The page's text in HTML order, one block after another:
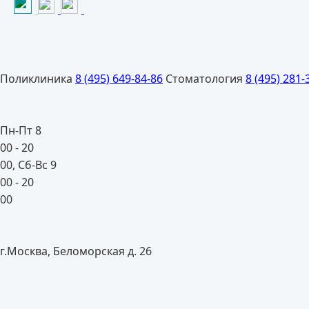
Поликлиника 8 (495) 649-84-86 Стоматология 8 (495) 281-
Пн-Пт 8
00- 20
00, Сб-Вс 9
00- 20
00
г.Москва, Беломорская д. 26